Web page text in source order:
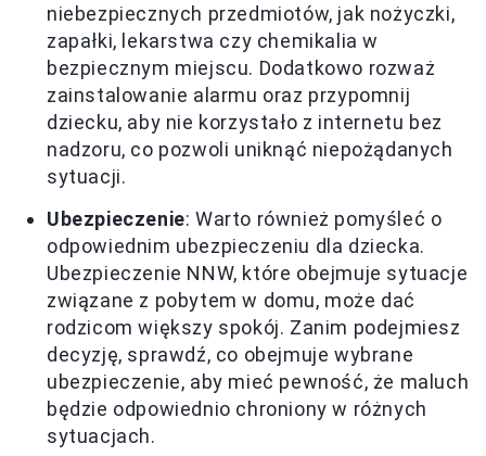
niebezpiecznych przedmiotów, jak nożyczki,
zapałki, lekarstwa czy chemikalia w
bezpiecznym miejscu. Dodatkowo rozważ
zainstalowanie alarmu oraz przypomnij
dziecku, aby nie korzystało z internetu bez
nadzoru, co pozwoli uniknąć niepożądanych
sytuacji.
Ubezpieczenie: Warto również pomyśleć o
odpowiednim ubezpieczeniu dla dziecka.
Ubezpieczenie NNW, które obejmuje sytuacje
związane z pobytem w domu, może dać
rodzicom większy spokój. Zanim podejmiesz
decyzję, sprawdź, co obejmuje wybrane
ubezpieczenie, aby mieć pewność, że maluch
będzie odpowiednio chroniony w różnych
sytuacjach.